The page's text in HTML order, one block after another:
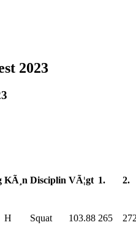
2023
KÃ¸n Disciplin VÃ¦gt 1. 2.
H Squat 103.88 265